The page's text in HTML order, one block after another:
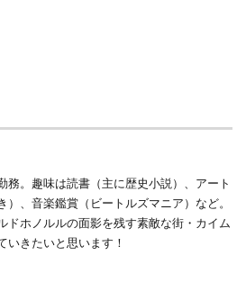
務。趣味は読書（主に歴史小説）、アート
、音楽鑑賞（ビートルズマニア）など。
ドホノルルの面影を残す素敵な街・カイム
いきたいと思います！